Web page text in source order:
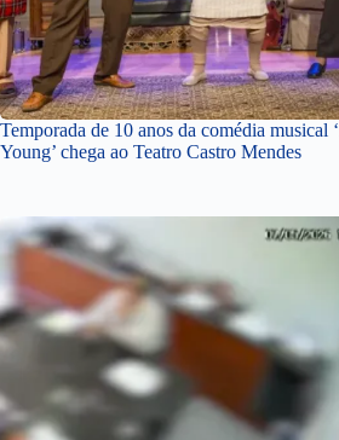
Temporada de 10 anos da comédia musical
Young’ chega ao Teatro Castro Mendes